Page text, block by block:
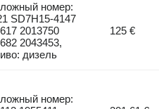
номер:
SD7H15-4147
2013750
2043453,
дизель
125 €
номер: